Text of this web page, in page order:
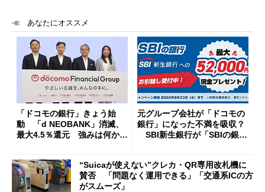
あなたにオススメ
「ドコモの銀行」きょう始
動 「d NEOBANK」消滅、
最大4.5％還元 強みは何か解
元グループ会社が「ドコモの
銀行」になった不満を吸収？
SBI新生銀行が「SBIの銀
開催
“Suicaが使えない”クレカ・QR専用改札機に
賛否 「問題なく運用できる」「交通系ICの方
がスムーズ」